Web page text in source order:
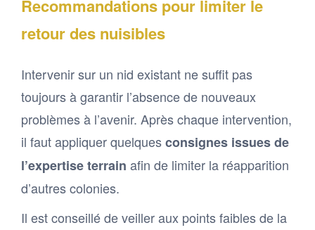
Recommandations pour limiter le
retour des nuisibles
Intervenir sur un nid existant ne suffit pas
toujours à garantir l’absence de nouveaux
problèmes à l’avenir. Après chaque intervention,
il faut appliquer quelquesconsignes issues de
l’expertise terrain afin de limiter la réapparition
d’autres colonies.
Il est conseillé de veiller aux points faibles de la